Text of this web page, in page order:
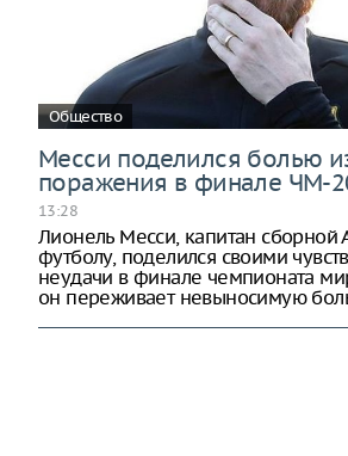
Общество
Месси поделился болью
поражения в финале ЧМ-
13:28
Лионель Месси, капитан сборной
футболу, поделился своими
неудачи в финале чемпионата
он переживает невыносимую